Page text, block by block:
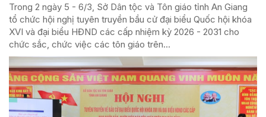
Trong 2 ngày 5 - 6/3, Sở Dân tộc và Tôn giáo tỉnh An Giang
tổ chức hội nghị tuyên truyền bầu cử đại biểu Quốc hội khóa
XVI và đại biểu HĐND các cấp nhiệm kỳ 2026 - 2031 cho
chức sắc, chức việc các tôn giáo trên...